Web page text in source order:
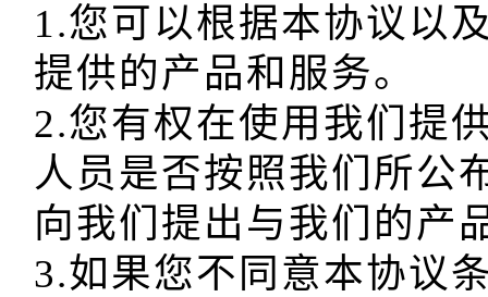
1.您可以根据本协议以
提供的产品和服务。
2.您有权在使用我们提
人员是否按照我们所公
向我们提出与我们的产
3.如果您不同意本协议